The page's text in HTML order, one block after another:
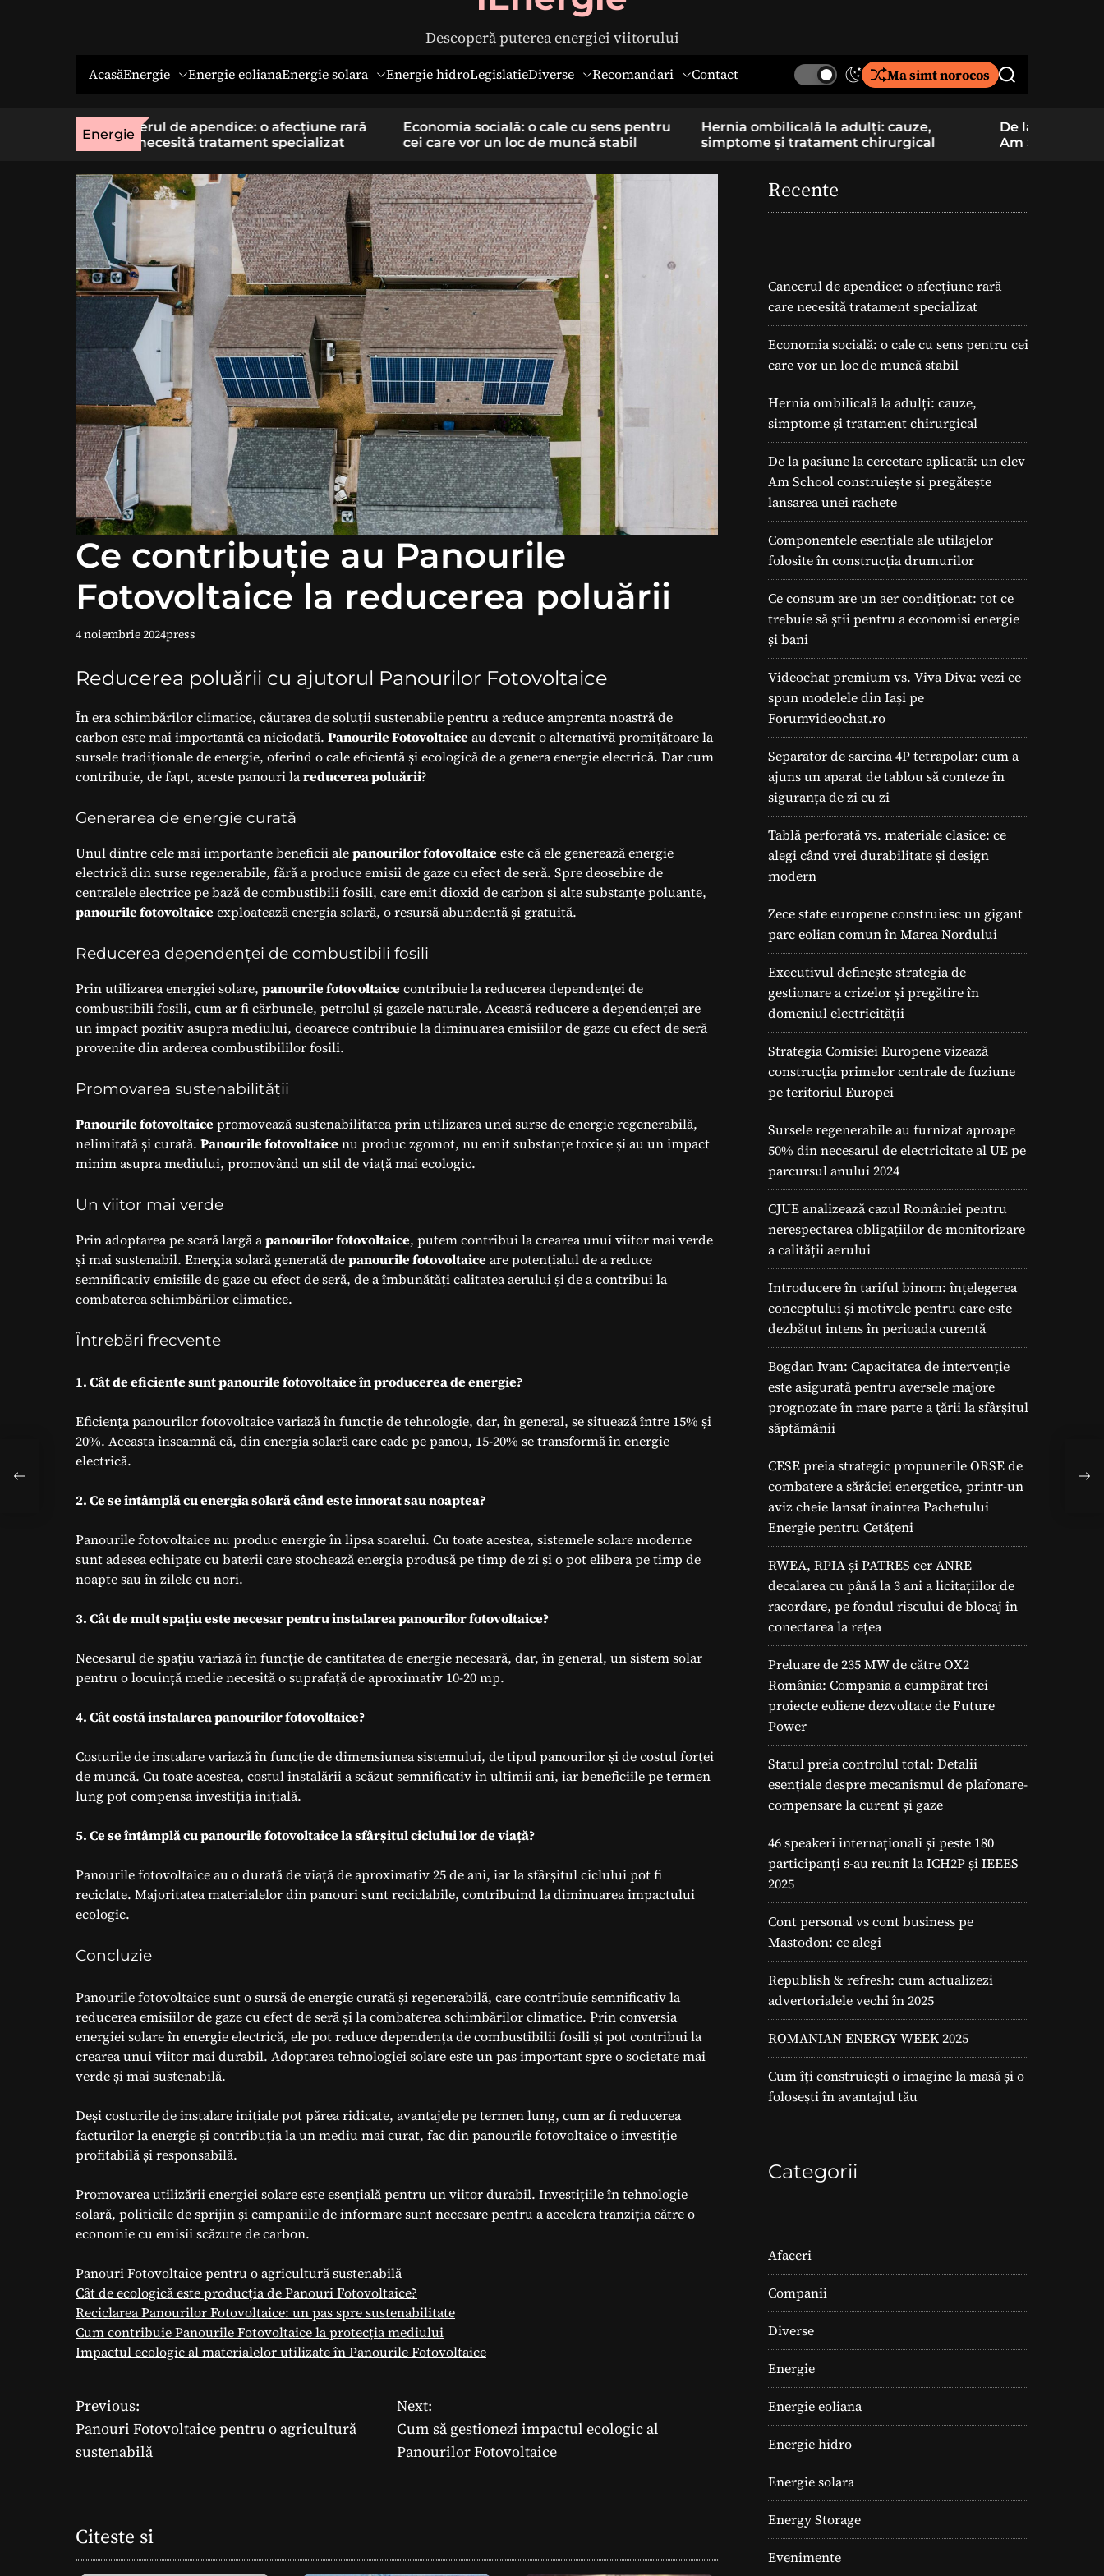
Descoperă puterea energiei viitorului
AcasăEnergie Energie eolianaEnergie solara Energie hidroLegislatieDiverse Recomandari Contact
S
t
c
o
l
o
d
e
Ma simt norocos
S
r
c
Energie
afecțiune rară
Economia socială: o cale cu sens pentru
cei care vor un loc de muncă stabil
Hernia ombilicală la adulți: cauze,
simptome și tratament chirurgical
De la pasiune la cercetare aplicată: un elev
Am School construiește și pregătește
Ce contribuție au Panourile
Fotovoltaice la reducerea poluării
4 noiembrie 2024press
Reducerea poluării cu ajutorul Panourilor Fotovoltaice
În era schimbărilor climatice, căutarea de soluții sustenabile pentru a reduce amprenta noastră de
carbon este mai importantă ca niciodată. Panourile Fotovoltaiceau devenit o alternativă promițătoare la
sursele tradiționale de energie, oferind o cale eficientă și ecologică de a genera energie electrică. Dar cum
contribuie, de fapt, aceste panouri lareducerea poluării?
Generarea de energie curată
Unul dintre cele mai importante beneficii alepanourilor fotovoltaiceeste că ele generează energie
electrică din surse regenerabile, fără a produce emisii de gaze cu efect de seră. Spre deosebire de
centralele electrice pe bază de combustibili fosili, care emit dioxid de carbon și alte substanțe poluante,
panourile fotovoltaiceexploatează energia solară, o resursă abundentă și gratuită.
Reducerea dependenței de combustibili fosili
Prin utilizarea energiei solare, panourile fotovoltaicecontribuie la reducerea dependenței de
combustibili fosili, cum ar fi cărbunele, petrolul și gazele naturale. Această reducere a dependenței are
un impact pozitiv asupra mediului, deoarece contribuie la diminuarea emisiilor de gaze cu efect de seră
provenite din arderea combustibililor fosili.
Promovarea sustenabilității
Panourile fotovoltaicepromovează sustenabilitatea prin utilizarea unei surse de energie regenerabilă,
nelimitată și curată. Panourile fotovoltaicenu produc zgomot, nu emit substanțe toxice și au un impact
minim asupra mediului, promovând un stil de viață mai ecologic.
Un viitor mai verde
Prin adoptarea pe scară largă apanourilor fotovoltaice, putem contribui la crearea unui viitor mai verde
și mai sustenabil. Energia solară generată depanourile fotovoltaiceare potențialul de a reduce
semnificativ emisiile de gaze cu efect de seră, de a îmbunătăți calitatea aerului și de a contribui la
combaterea schimbărilor climatice.
Întrebări frecvente
1. Cât de eficiente sunt panourile fotovoltaice în producerea de energie?
Eficiența panourilor fotovoltaice variază în funcție de tehnologie, dar, în general, se situează între 15% și
20%. Aceasta înseamnă că, din energia solară care cade pe panou, 15-20% se transformă în energie
electrică.
2. Ce se întâmplă cu energia solară când este înnorat sau noaptea?
Panourile fotovoltaice nu produc energie în lipsa soarelui. Cu toate acestea, sistemele solare moderne
sunt adesea echipate cu baterii care stochează energia produsă pe timp de zi și o pot elibera pe timp de
noapte sau în zilele cu nori.
3. Cât de mult spațiu este necesar pentru instalarea panourilor fotovoltaice?
Necesarul de spațiu variază în funcție de cantitatea de energie necesară, dar, în general, un sistem solar
pentru o locuință medie necesită o suprafață de aproximativ 10-20 mp.
4. Cât costă instalarea panourilor fotovoltaice?
Costurile de instalare variază în funcție de dimensiunea sistemului, de tipul panourilor și de costul forței
de muncă. Cu toate acestea, costul instalării a scăzut semnificativ în ultimii ani, iar beneficiile pe termen
lung pot compensa investiția inițială.
5. Ce se întâmplă cu panourile fotovoltaice la sfârșitul ciclului lor de viață?
Panourile fotovoltaice au o durată de viață de aproximativ 25 de ani, iar la sfârșitul ciclului pot fi
reciclate. Majoritatea materialelor din panouri sunt reciclabile, contribuind la diminuarea impactului
ecologic.
Concluzie
Panourile fotovoltaice sunt o sursă de energie curată și regenerabilă, care contribuie semnificativ la
reducerea emisiilor de gaze cu efect de seră și la combaterea schimbărilor climatice. Prin conversia
energiei solare în energie electrică, ele pot reduce dependența de combustibilii fosili și pot contribui la
crearea unui viitor mai durabil. Adoptarea tehnologiei solare este un pas important spre o societate mai
verde și mai sustenabilă.
Deși costurile de instalare inițiale pot părea ridicate, avantajele pe termen lung, cum ar fi reducerea
facturilor la energie și contribuția la un mediu mai curat, fac din panourile fotovoltaice o investiție
profitabilă și responsabilă.
Promovarea utilizării energiei solare este esențială pentru un viitor durabil. Investițiile în tehnologie
solară, politicile de sprijin și campaniile de informare sunt necesare pentru a accelera tranziția către o
economie cu emisii scăzute de carbon.
Panouri Fotovoltaice pentru o agricultură sustenabilă
Cât de ecologică este producția de Panouri Fotovoltaice?
Reciclarea Panourilor Fotovoltaice: un pas spre sustenabilitate
Cum contribuie Panourile Fotovoltaice la protecția mediului
Impactul ecologic al materialelor utilizate în Panourile Fotovoltaice
N
a
g
Previous:
Panouri Fotovoltaice pentru o agricultură
sustenabilă
Next:
Cum să gestionezi impactul ecologic al
Panourilor Fotovoltaice
Citeste si
Recente
Cancerul de apendice: o afecțiune rară
care necesită tratament specializat
Economia socială: o cale cu sens pentru cei
care vor un loc de muncă stabil
Hernia ombilicală la adulți: cauze,
simptome și tratament chirurgical
De la pasiune la cercetare aplicată: un elev
Am School construiește și pregătește
lansarea unei rachete
Componentele esențiale ale utilajelor
folosite în construcția drumurilor
Ce consum are un aer condiționat: tot ce
trebuie să știi pentru a economisi energie
și bani
Videochat premium vs. Viva Diva: vezi ce
spun modelele din Iași pe
Forumvideochat.ro
Separator de sarcina 4P tetrapolar: cum a
ajuns un aparat de tablou să conteze în
siguranța de zi cu zi
Tablă perforată vs. materiale clasice: ce
alegi când vrei durabilitate și design
modern
Zece state europene construiesc un gigant
parc eolian comun în Marea Nordului
Executivul definește strategia de
gestionare a crizelor și pregătire în
domeniul electricității
Strategia Comisiei Europene vizează
construcția primelor centrale de fuziune
pe teritoriul Europei
Sursele regenerabile au furnizat aproape
50% din necesarul de electricitate al UE pe
parcursul anului 2024
CJUE analizează cazul României pentru
nerespectarea obligațiilor de monitorizare
a calității aerului
Introducere în tariful binom: înțelegerea
conceptului și motivele pentru care este
dezbătut intens în perioada curentă
Bogdan Ivan: Capacitatea de intervenție
este asigurată pentru aversele majore
prognozate în mare parte a ţării la sfârșitul
săptămânii
CESE preia strategic propunerile ORSE de
combatere a sărăciei energetice, printr-un
aviz cheie lansat înaintea Pachetului
Energie pentru Cetățeni
RWEA, RPIA și PATRES cer ANRE
decalarea cu până la 3 ani a licitațiilor de
racordare, pe fondul riscului de blocaj în
conectarea la rețea
Preluare de 235 MW de către OX2
România: Compania a cumpărat trei
proiecte eoliene dezvoltate de Future
Power
Statul preia controlul total: Detalii
esențiale despre mecanismul de plafonare-
compensare la curent și gaze
46 speakeri internaționali și peste 180
participanți s-au reunit la ICH2P și IEEES
2025
Cont personal vs cont business pe
Mastodon: ce alegi
Republish & refresh: cum actualizezi
advertorialele vechi în 2025
ROMANIAN ENERGY WEEK 2025
Cum îți construiești o imagine la masă și o
folosești în avantajul tău
Categorii
Afaceri
Companii
Diverse
Energie
Energie eoliana
Energie hidro
Energie solara
Energy Storage
Evenimente